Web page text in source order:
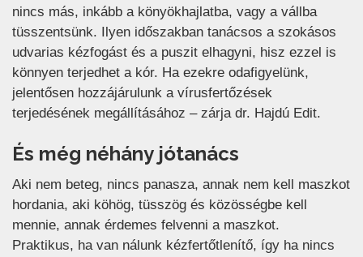
nincs más, inkább a könyökhajlatba, vagy a vállba
tüsszentsünk. Ilyen időszakban tanácsos a szokásos
udvarias kézfogást és a puszit elhagyni, hisz ezzel is
könnyen terjedhet a kór. Ha ezekre odafigyelünk,
jelentősen hozzájárulunk a vírusfertőzések
terjedésének megállításához – zárja dr. Hajdú Edit.
És még néhány jótanács
Aki nem beteg, nincs panasza, annak nem kell maszkot
hordania, aki köhög, tüsszög és közösségbe kell
mennie, annak érdemes felvenni a maszkot.
Praktikus, ha van nálunk kézfertőtlenítő, így ha nincs